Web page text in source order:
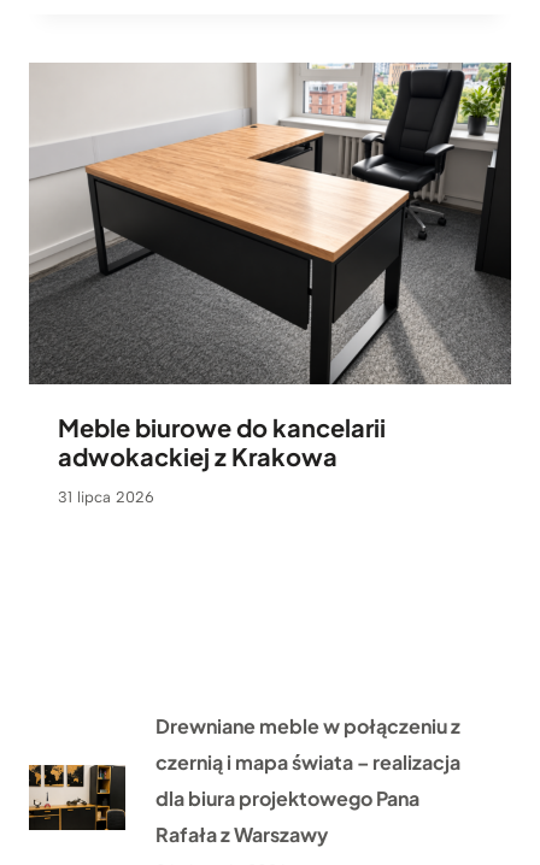
Meble biurowe do kancelarii
adwokackiej z Krakowa
31 lipca 2026
Drewniane meble w połączeniu z
czernią i mapa świata – realizacja
dla biura projektowego Pana
Rafała z Warszawy